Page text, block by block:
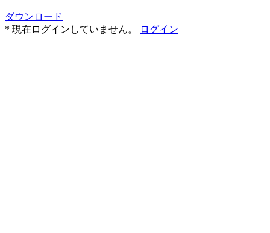
ダウンロード
* 現在ログインしていません。
ログイン